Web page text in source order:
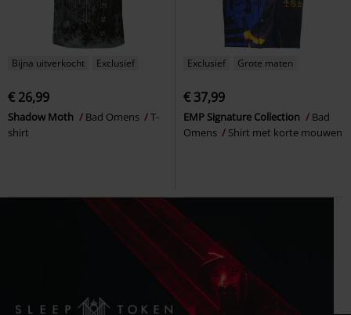
Bijna uitverkocht Exclusief
€ 26,99
Shadow Moth Bad Omens
T-
shirt
Exclusief Grote maten
€ 37,99
EMP Signature Collection
Bad
Omens
Shirt met korte mouwen